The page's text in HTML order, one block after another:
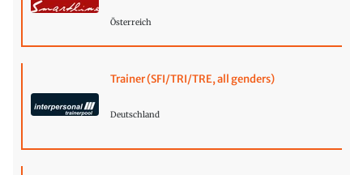
Österreich
Trainer (SFI/TRI/TRE, all genders)
Deutschland